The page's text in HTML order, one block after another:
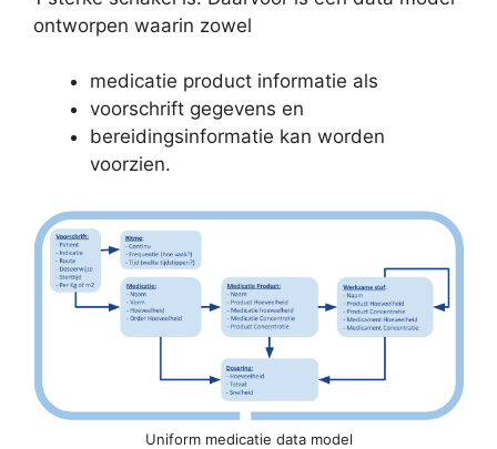
ontworpen waarin zowel
medicatie product informatie als
voorschrift gegevens en
bereidingsinformatie kan worden
voorzien.
Uniform medicatie data model